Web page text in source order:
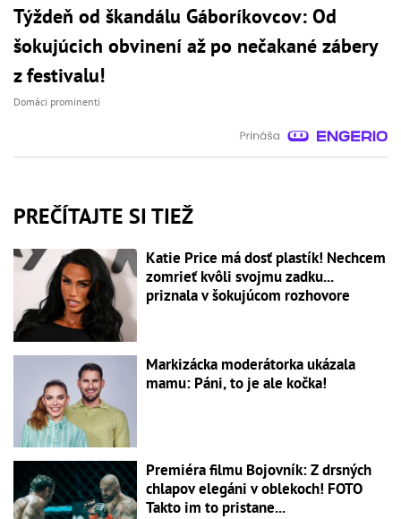
Týždeň od škandálu Gáboríkovcov: Od
šokujúcich obvinení až po nečakané zábery
z festivalu!
Domáci prominenti
PREČÍTAJTE SI TIEŽ
Katie Price má dosť plastík! Nechcem
zomrieť kvôli svojmu zadku...
priznala v šokujúcom rozhovore
Markizácka moderátorka ukázala
mamu: Páni, to je ale kočka!
Premiéra filmu Bojovník: Z drsných
chlapov elegáni v oblekoch! FOTO
Takto im to pristane...